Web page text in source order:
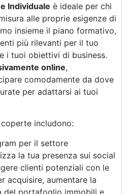
Individuale è ideale per chi
alle proprie esigenze di
insieme il piano formativo,
più rilevanti per il tuo
i tuoi obiettivi di business.
online,
comodamente da dove
per adattarsi ai tuoi
includono:
per il settore
la tua presenza sui social
clienti potenziali con le
acquisire, aumentare la
del portafoglio immobili e